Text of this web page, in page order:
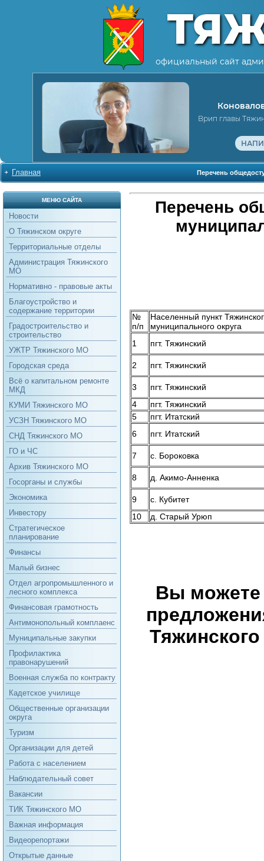
официальный сайт
Врип главы
Главная Перечень
МЕНЮ САЙТА
Новости
О Тяжинском округе
Территориальные отделы
Администрация Тяжинского
МО
Нормативно - правовые акты
Благоустройство и
содержание территории
Градостроительство и
строительство
УЖТР Тяжинского МО
Городская среда
Всё о капитальном ремонте
МКД
КУМИ Тяжинского МО
УСЗН Тяжинского МО
СНД Тяжинского МО
ГО и ЧС
Архив Тяжинского МО
Госорганы и службы
Экономика
Инвестору
Стратегическое
планирование
Финансы
Малый бизнес
Отдел агропромышленного и
лесного комплекса
Финансовая грамотность
Антимонопольный комплаенс
Муниципальные закупки
Профилактика
правонарушений
Военная служба по контракту
Кадетское училище
Общественные организации
округа
Туризм
Организации для детей
Работа с населением
Наблюдательный совет
Вакансии
ТИК Тяжинского МО
Важная информация
Видеорепортажи
Открытые данные
Перечень
№
п/п
Населенный пункт
муниципального округа
1
пгт. Тяжинский
2 пгт. Тяжинский
3
пгт. Тяжинский
4
пгт. Тяжинский
5
пгт. Итатский
6
пгт. Итатский
7 с. Бороковка
8 д. Акимо-Анненка
9
с. Кубитет
10
д. Старый Урюп
Вы можете